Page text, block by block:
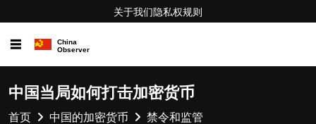
关于我们隐私权规则
☰
中国当局如何打击加密货币
首页 中国的加密货币 禁令和监管